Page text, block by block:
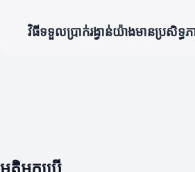
វិធីទទួលប្រាក់រង្វាន់យ៉ាងមានប្រសិទ្ធ